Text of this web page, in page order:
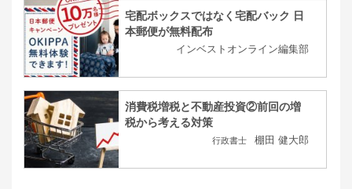
宅配ボックスではなく宅配バック 日
本郵便が無料配布
インベストオンライン編集部
消費税増税と不動産投資②前回の増
税から考える対策
行政書士 棚田 健大郎